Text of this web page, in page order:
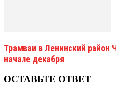
Трамваи в Ленинский район
начале декабря
ОСТАВЬТЕ ОТВЕТ